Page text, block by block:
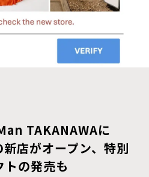
TAKANAWAに
店がオープン、特別
トの発売も